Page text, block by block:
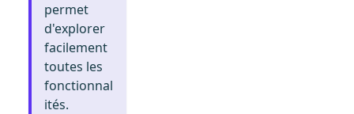
permet
d'explorer
facilement
toutes les
fonctionnal
ités.